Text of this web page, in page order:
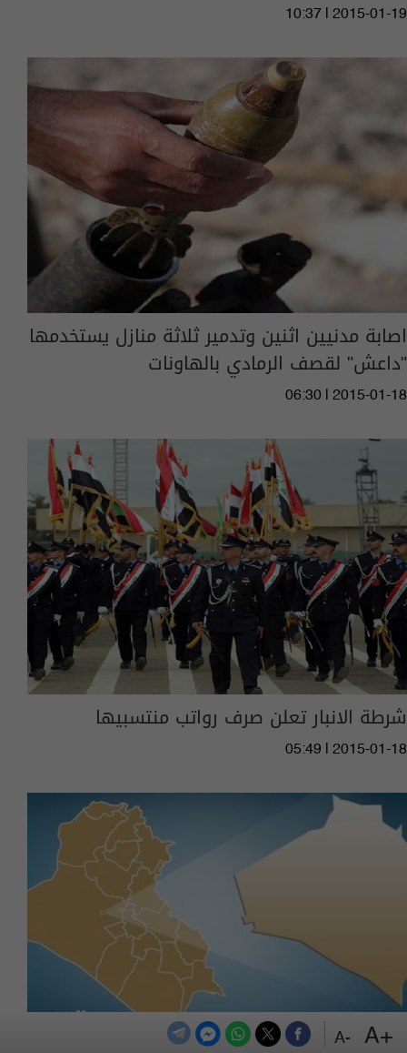
+A
-A
10:37 | 2015-01-19
اصابة مدنيين اثنين وتدمير ثلاثة منازل يستخدمها
"داعش" لقصف الرمادي بالهاونات
06:30 | 2015-01-18
شرطة الانبار تعلن صرف رواتب منتسبيها
05:49 | 2015-01-18